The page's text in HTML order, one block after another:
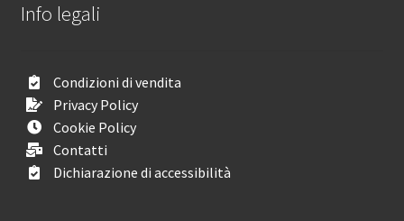
Info legali
Condizioni di vendita
Privacy Policy
Cookie Policy
Contatti
Dichiarazione di accessibilità